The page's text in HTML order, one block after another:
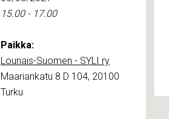
15.00 - 17.00
Paikka:
Lounais-Suomen - SYLI ry
Maariankatu 8 D 104, 20100
Turku